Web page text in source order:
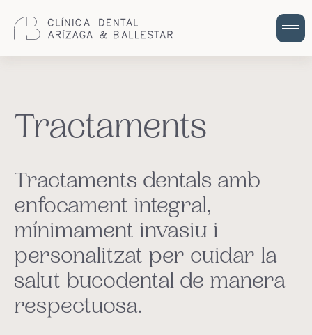
Tractaments
Tractaments dentals amb
enfocament integral,
mínimament invasiu i
personalitzat per cuidar la
salut bucodental de manera
respectuosa.